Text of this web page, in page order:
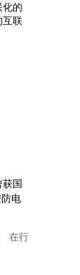
化的
互联
国
电
在行